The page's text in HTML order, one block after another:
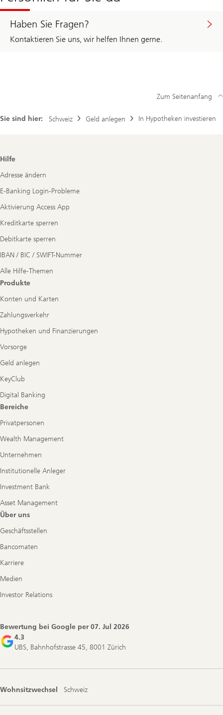
Haben Sie Fragen?
Kontaktieren Sie uns, wir helfen Ihnen gerne.
Sie sind hier: Schweiz Geld anlegen In Hypotheken investieren
Zum Seitenanfang
Footer
Hilfe
Adresse ändern
E-Banking Login-Probleme
Aktivierung Access App
Kreditkarte sperren
Debitkarte sperren
IBAN / BIC / SWIFT-Nummer
Alle Hilfe-Themen
Produkte
Konten und Karten
Zahlungsverkehr
Hypotheken und Finanzierungen
Vorsorge
Geld anlegen
KeyClub
Digital Banking
Bereiche
Privatpersonen
Wealth Management
Unternehmen
Institutionelle Anleger
Investment Bank
Asset Management
Über uns
Geschäftsstellen
Bancomaten
Karriere
Medien
Investor Relations
Bewertung bei Google per07. Jul 2026
4.3
UBS, Bahnhofstrasse 45, 8001 Zürich
Wohnsitzwechsel Schweiz